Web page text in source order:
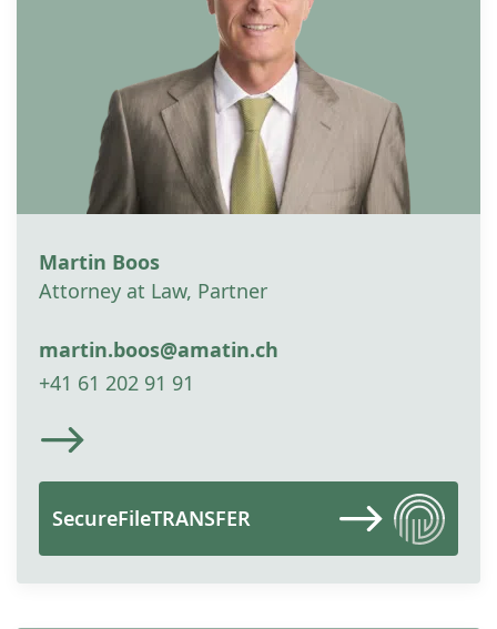
Martin Boos
Attorney at Law, Partner
martin.boos@amatin.ch
+41 61 202 91 91
SecureFileTRANSFER